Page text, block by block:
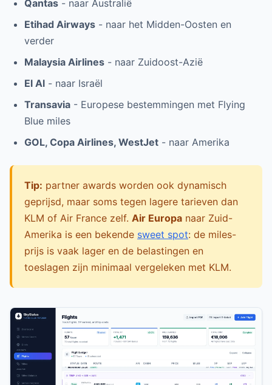
Qantas - naar Australië
Etihad Airways - naar het Midden-Oosten en
verder
Malaysia Airlines - naar Zuidoost-Azië
El Al - naar Israël
Transavia - Europese bestemmingen met Flying
Blue miles
GOL, Copa Airlines, WestJet - naar Amerika
Tip: partner awards worden ook dynamisch
geprijsd, maar soms tegen lagere tarieven dan
KLM of Air France zelf. Air Europa naar Zuid-
Amerika is een bekende sweet spot: de miles-
prijs is vaak lager en de belastingen en
toeslagen zijn minimaal vergeleken met KLM.